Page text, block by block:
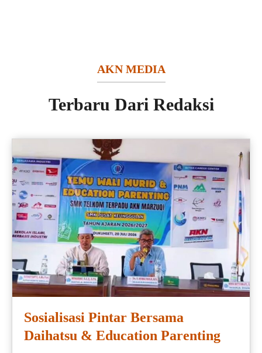
AKN MEDIA
Terbaru Dari Redaksi
Sosialisasi Pintar Bersama
Daihatsu & Education Parenting